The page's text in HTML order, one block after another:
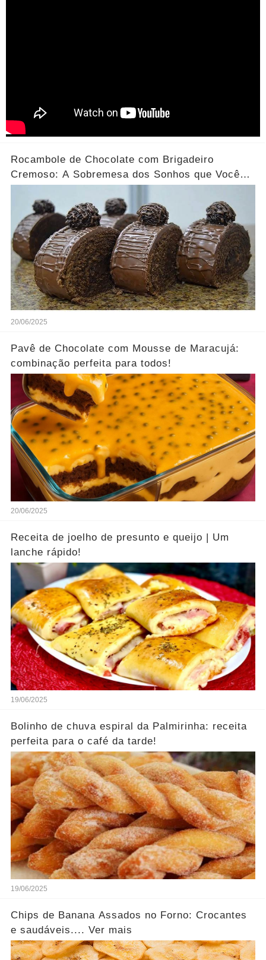
Rocambole de Chocolate com Brigadeiro
Cremoso: A Sobremesa dos Sonhos que Você
20/06/2025
Pavê de Chocolate com Mousse de Maracujá:
combinação perfeita para todos!
20/06/2025
Receita de joelho de presunto e queijo | Um
lanche rápido!
19/06/2025
Bolinho de chuva espiral da Palmirinha: receita
perfeita para o café da tarde!
19/06/2025
Chips de Banana Assados no Forno: Crocantes
e saudáveis.... Ver mais